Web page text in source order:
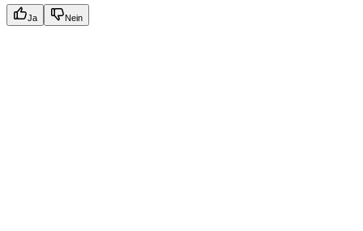
Ja Nein